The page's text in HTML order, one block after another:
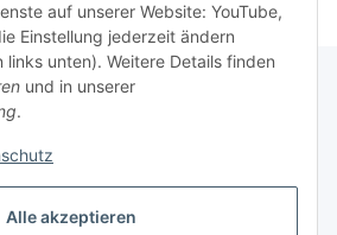
Alle akzeptieren
auf unserer Website: YouTube,
Einstellung jederzeit ändern
unten). Weitere Details finden
und in unserer
.